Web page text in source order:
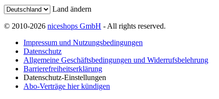
Land ändern
© 2010-2026 niceshops GmbH - All rights reserved.
Impressum und Nutzungsbedingungen
Datenschutz
Allgemeine Geschäftsbedingungen und Widerrufsbelehrung
Barrierefreiheitserklärung
Datenschutz-Einstellungen
Abo-Verträge hier kündigen